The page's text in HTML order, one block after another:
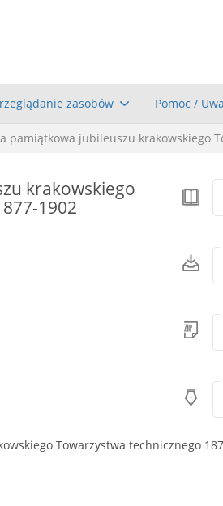
zasobów Pomoc /
pamiątkowa jubileuszu krakowskiego
krakowskiego
1902
Towarzystwa technicznego